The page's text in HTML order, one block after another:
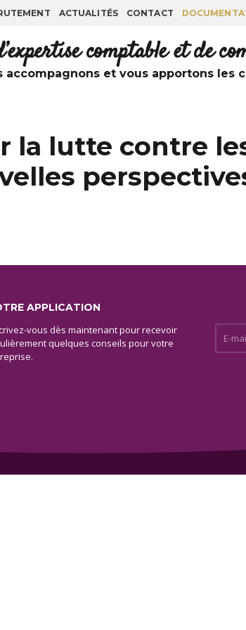
ACTUALITÉS CONTACT
comptable et de
accompagnons et vous apportons les
la lutte contre
APPLICATION
vous dès maintenant pour recevoir
quelques conseils pour votre